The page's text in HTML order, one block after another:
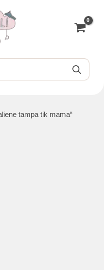
tampa tik mama“